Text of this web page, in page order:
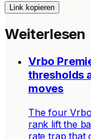
Link kopieren
Weiterlesen
Vrbo
thresholds
moves
The four
rank lift the
rate trap that